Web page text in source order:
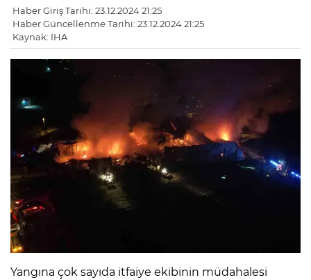
Haber Giriş Tarihi: 23.12.2024 21:25
Haber Güncellenme Tarihi: 23.12.2024 21:25
Kaynak: İHA
Yangına çok sayıda itfaiye ekibinin müdahalesi